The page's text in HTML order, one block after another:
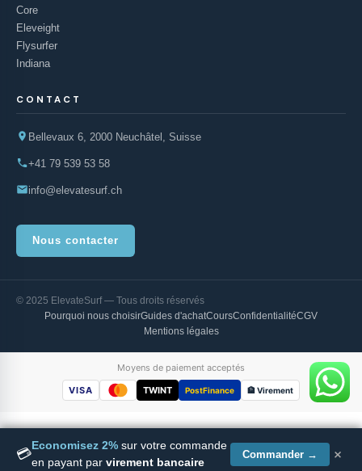
Core
Eleveight
Flysurfer
Indiana
CONTACT
Bellevaux 6, 2000 Neuchâtel, Suisse
+41 79 539 53 58
info@elevatesurf.ch
Nous contacter
© 2025 ElevateSurf — Tous droits réservés
Pourquoi nous choisirGuides d'achatCoursConfidentialitéCGV
Mentions légales
Moyens de paiement acceptés
VISA
TWINT PostFinance 🏦 Virement
Slingshot SlingWing NXT 6.0m V2 High Performance
Ajouter au panier
💳
Economisez 2% sur votre commande
en payant par virement bancaire
Commander → ×